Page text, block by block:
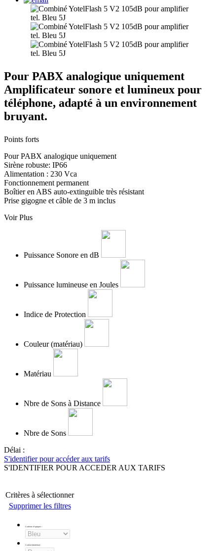
Pour PABX analogique uniquement
Amplificateur sonore et lumineux pour
téléphone, adapté à un environnement
bruyant.
Points forts
Pour PABX analogique uniquement
Sirène robuste: IP66
Alimentation : 230 Vca
Fonctionnement permanent
Boîtier en ABS auto-extinguible très résistant
Prise gigogne et câble de 3 m inclus
Voir Plus
Puissance Sonore en dB
Puissance lumineuse en Joules
Indice de Protection
Couleur (matériau)
Matériau
Nbre de Sons à Distance
Nbre de Sons
Délai :
S'identifier pour accéder aux tarifs
S'IDENTIFIER POUR ACCEDER AUX TARIFS
Critères à sélectionner
Supprimer les filtres
Couleurs d'optiques :
Couleur (matériau) :